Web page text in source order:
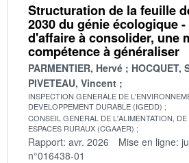
Structuration de la feuille
2030 du génie écologique
d'affaire à consolider, une
compétence à généraliser
PARMENTIER, Hervé
HOCQUET,
PIVETEAU, Vincent
INSPECTION GENERALE DE
DEVELOPPEMENT DURABLE (IGEDD)
CONSEIL GENERAL DE L'ALIMENTATION,
ESPACES RURAUX (CGAAER)
Rapport: avr. 2026 Mise en ligne:
n°016438-01